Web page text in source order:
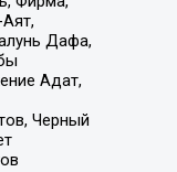
Дафа,
Адат,
Черный